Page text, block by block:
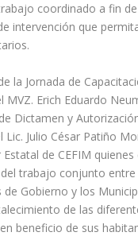
coordinado a fin
intervención que
la Jornada de
MVZ. Erich Eduardo
Dictamen y
Lic. Julio César Patiño
de CEFIM
trabajo conjunto entre
de Gobierno y los
de las
beneficio de sus